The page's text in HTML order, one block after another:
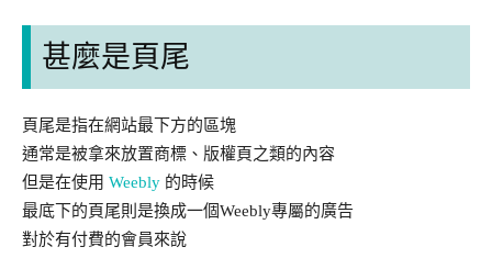
甚麼是頁尾
頁尾是指在網站最下方的區塊
通常是被拿來放置商標、版權頁之類的內容
但是在使用 Weebly 的時候
最底下的頁尾則是換成一個Weebly專屬的廣告
對於有付費的會員來說